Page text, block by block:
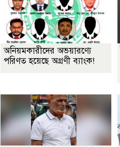
অনিয়মকারীদের অভয়ারণ্যে
পরিণত হয়েছে অগ্রণী ব্যাংক!